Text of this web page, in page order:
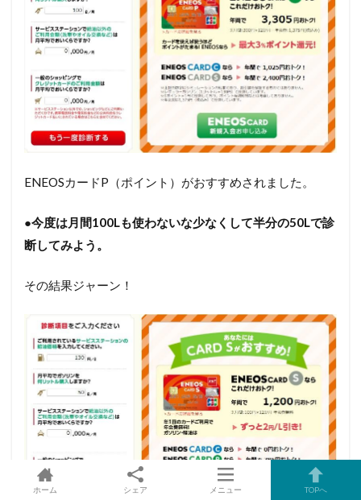
ENEOSカードP（ポイント）がおすすめされました。
●今度は月間100Lも使わないな少なくして半分の50Lで診
断してみよう。
その結果ジャーン！
ホーム シェア メニュー TOPへ